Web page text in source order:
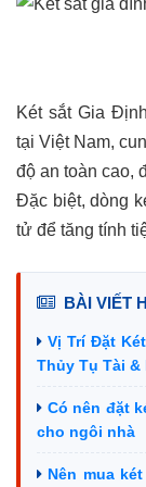
Két sắt Gia
tại Việt Nam,
độ an toàn cao,
Đặc biệt, dòng
tử để tăng tính
BÀI VIẾT
Vị Trí Đặt
Thủy Tụ Tài &
Có nên đặt
cho ngôi nhà
Nên mua